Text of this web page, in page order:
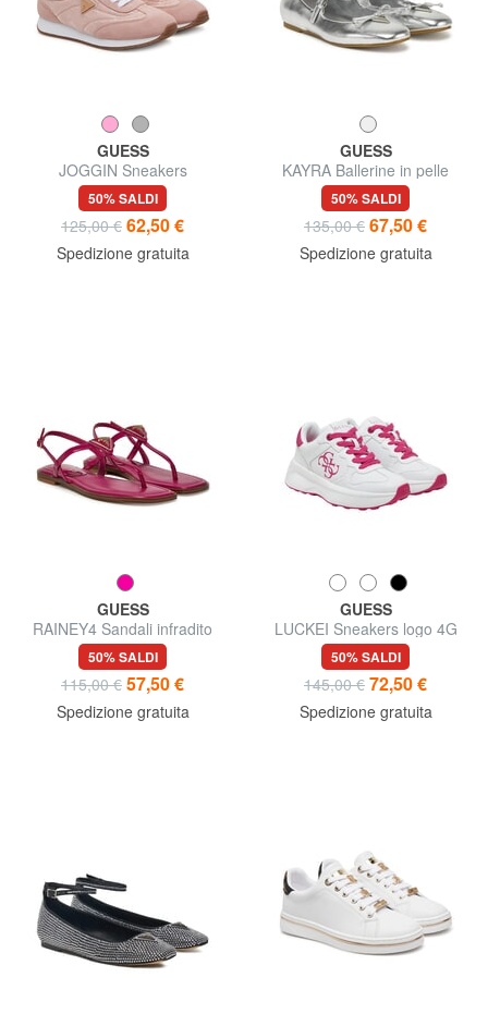
GUESS
JOGGIN Sneakers
50% SALDI
125,00 € 62,50 €
Spedizione gratuita
GUESS
KAYRA Ballerine in pelle
50% SALDI
135,00 € 67,50 €
Spedizione gratuita
GUESS
RAINEY4 Sandali infradito
50% SALDI
115,00 € 57,50 €
Spedizione gratuita
GUESS
LUCKEI Sneakers logo 4G
50% SALDI
145,00 € 72,50 €
Spedizione gratuita